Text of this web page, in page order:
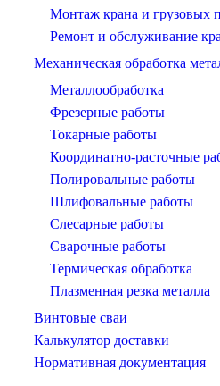
Монтаж крана и грузовых
Ремонт и обслуживание
Механическая обработка
Металлообработка
Фрезерные работы
Токарные работы
Координатно-расточные
Полировальные работы
Шлифовальные работы
Слесарные работы
Сварочные работы
Термическая обработка
Плазменная резка металла
Винтовые сваи
Калькулятор доставки
Нормативная документация